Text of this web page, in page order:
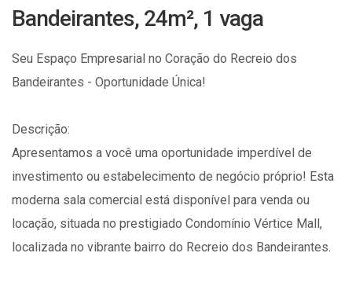
Bandeirantes, 24m², 1 vaga
Seu Espaço Empresarial no Coração do Recreio dos
Bandeirantes - Oportunidade Única!
Descrição:
Apresentamos a você uma oportunidade imperdível de
investimento ou estabelecimento de negócio próprio! Esta
moderna sala comercial está disponível para venda ou
locação, situada no prestigiado Condomínio Vértice Mall,
localizada no vibrante bairro do Recreio dos Bandeirantes.